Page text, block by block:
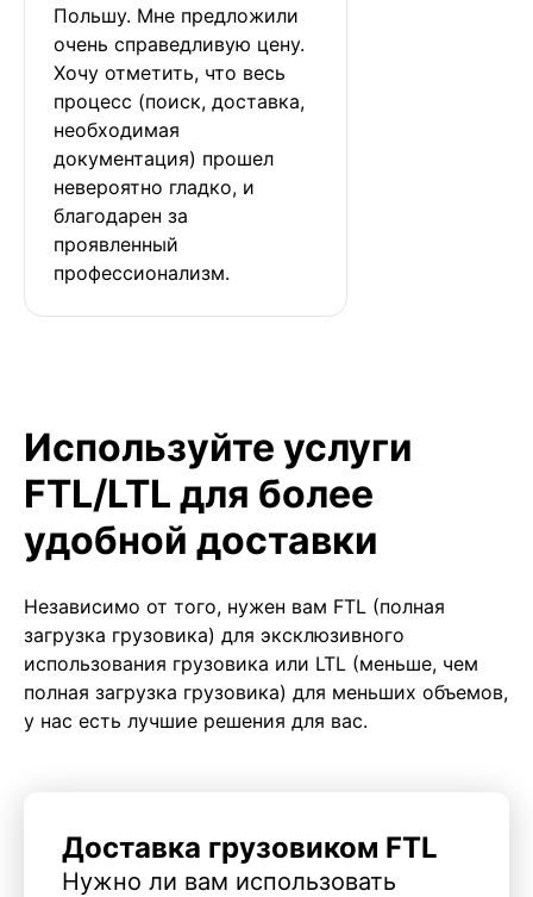
Польшу. Мне предложили
очень справедливую цену.
Хочу отметить, что весь
процесс (поиск, доставка,
необходимая
документация) прошел
невероятно гладко, и
благодарен за
проявленный
профессионализм.
Используйте услуги
FTL/LTL для более
удобной доставки
Независимо от того, нужен вам FTL (полная
загрузка грузовика) для эксклюзивного
использования грузовика или LTL (меньше, чем
полная загрузка грузовика) для меньших объемов,
у нас есть лучшие решения для вас.
Доставка грузовиком FTL
Нужно ли вам использовать